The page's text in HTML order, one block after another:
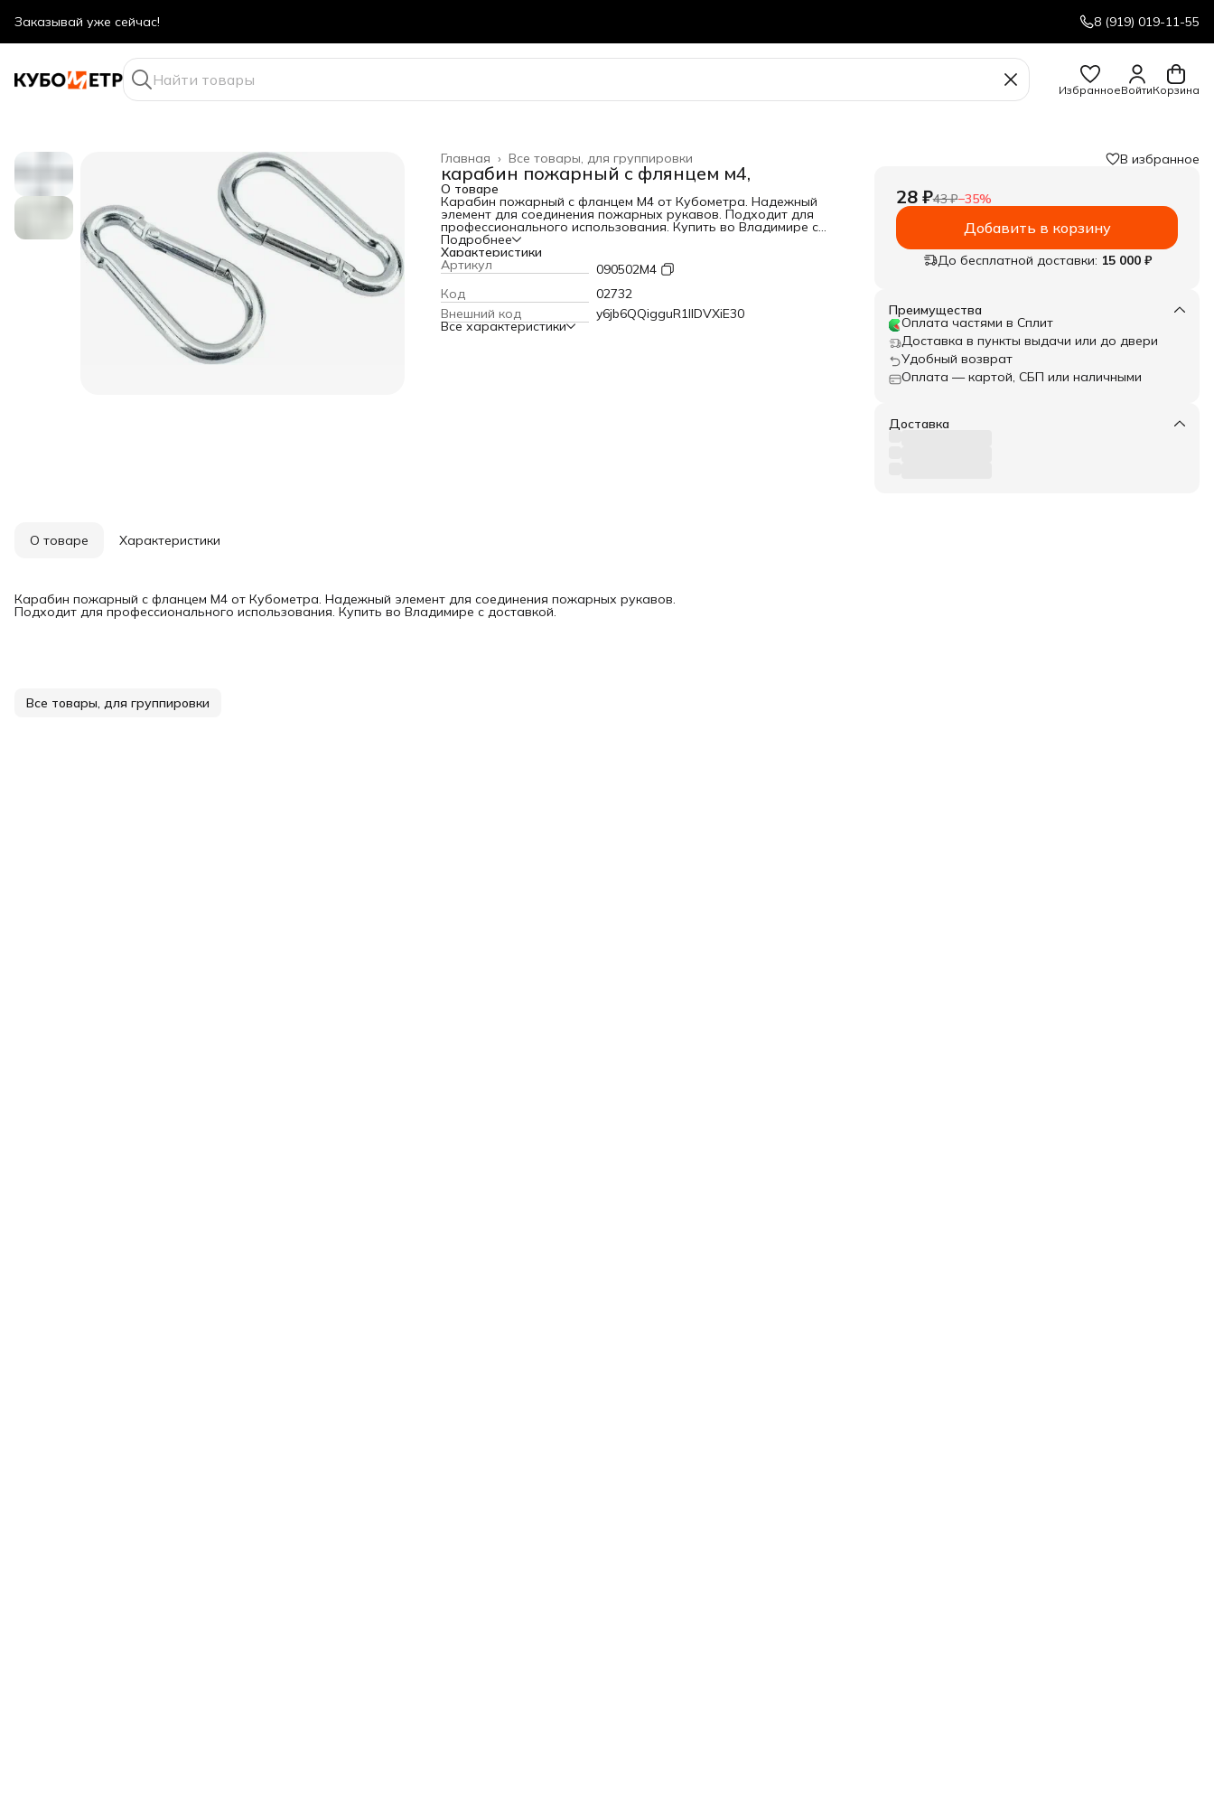
8 (919) 019-11-55
ИзбранноеВойтиКорзина
Все товары, для группировки
Главная ›
карабин пожарный с флянцем м4,
О товаре
Карабин пожарный с фланцем М4 от Кубометра. Надежный
элемент для соединения пожарных рукавов. Подходит для
профессионального использования. Купить во Владимире с
доставкой.
Подробнее
Характеристики
Артикул
090502М4
Код
02732
Внешний код
y6jb6QQigguR1IIDVXiE30
Все характеристики
В избранное
28 ₽43 ₽−35%
Добавить в корзину
До бесплатной доставки: 15 000 ₽
Преимущества
Оплата частями в Сплит
Доставка в пункты выдачи или до двери
Удобный возврат
Оплата — картой, СБП или наличными
Доставка
О товаре Характеристики
Карабин пожарный с фланцем М4 от Кубометра. Надежный элемент для соединения пожарных рукавов.
Подходит для профессионального использования. Купить во Владимире с доставкой.
Все товары, для группировки